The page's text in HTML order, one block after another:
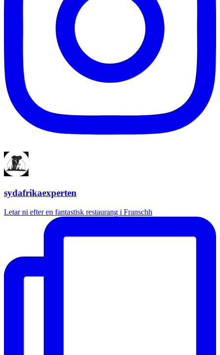
sydafrikaexperten
Letar ni efter en fantastisk restaurang i Franschh